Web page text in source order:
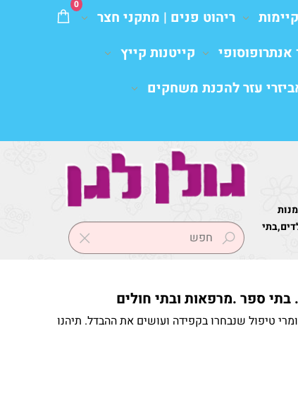
0
ריהוט פנים | מתקני חצר
אנתרופוסופי
קייטנות קייץ
עזר להכנת משחקים
בתי ספר .מרפאות ובתי חולים
טיפול שנבחרו בקפידה ועושים את ההבדל. תיהנו